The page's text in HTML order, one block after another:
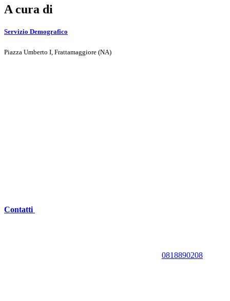
A cura di
Servizio Demografico
Piazza Umberto I, Frattamaggiore (NA)
Contatti
0818890208